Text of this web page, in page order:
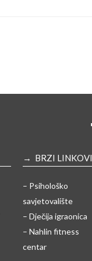
→ BRZI LINKOVI
– Psihološko
savjetovalište
– Dječija igraonica
– Nahlin fitness
centar